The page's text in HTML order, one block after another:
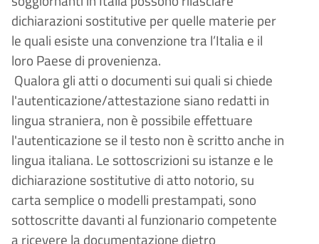
dichiarazioni sostitutive per quelle materie per
le quali esiste una convenzione tra l’Italia e il
loro Paese di provenienza.
Qualora gli atti o documenti sui quali si chiede
l'autenticazione/attestazione siano redatti in
lingua straniera, non è possibile effettuare
l'autenticazione se il testo non è scritto anche in
lingua italiana. Le sottoscrizioni su istanze e le
dichiarazione sostitutive di atto notorio, su
carta semplice o modelli prestampati, sono
sottoscritte davanti al funzionario competente